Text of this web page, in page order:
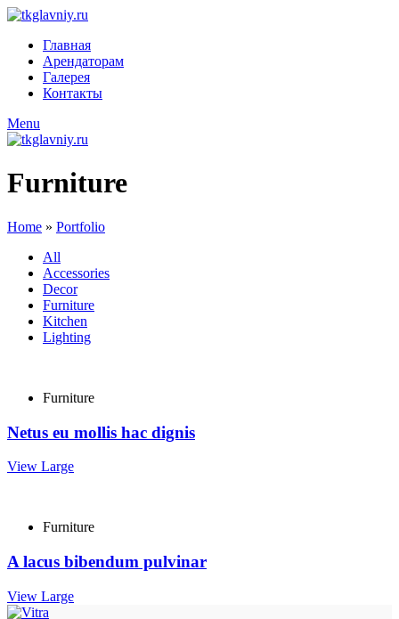
Главная
Арендаторам
Галерея
Контакты
Menu
Furniture
Home » Portfolio
All
Accessories
Decor
Furniture
Kitchen
Lighting
Furniture
Netus eu mollis hac dignis
View Large
Furniture
A lacus bibendum pulvinar
View Large